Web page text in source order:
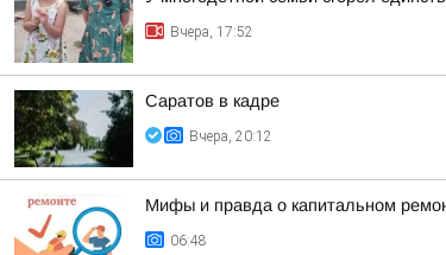
Вчера, 17:52
Саратов в кадре
Вчера, 20:12
Мифы и правда о капитальном
06:48